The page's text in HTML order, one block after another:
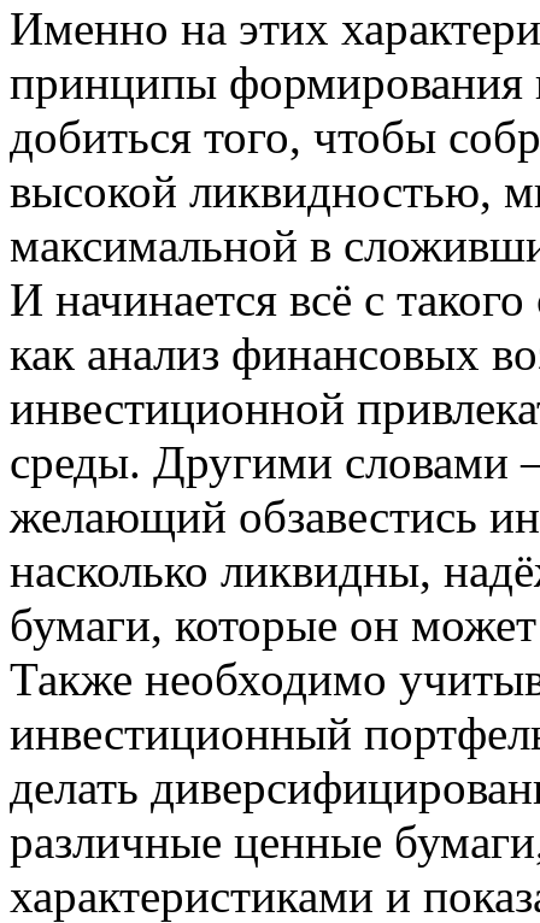
Именно на этих
принципы формирования
добиться того, чтобы
высокой ликвидностью,
максимальной в
И начинается всё с
как анализ финансовых
инвестиционной
среды. Другими словами
желающий обзавестись
насколько ликвидны,
бумаги, которые он
Также необходимо
инвестиционный
делать
различные ценные
характеристиками и